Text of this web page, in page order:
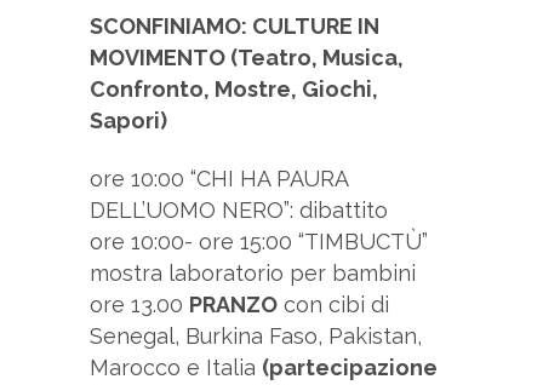
SCONFINIAMO: CULTURE IN
MOVIMENTO (Teatro, Musica,
Confronto, Mostre, Giochi,
Sapori)
ore 10:00 “CHI HA PAURA
DELL’UOMO NERO”: dibattito
ore 10:00- ore 15:00 “TIMBUCTÙ”
mostra laboratorio per bambini
ore 13.00 PRANZO con cibi di
Senegal, Burkina Faso, Pakistan,
Marocco e Italia (partecipazione